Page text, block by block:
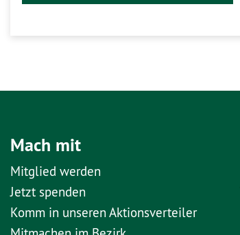
Mach mit
Mitglied werden
Jetzt spenden
Komm in unseren Aktionsverteiler